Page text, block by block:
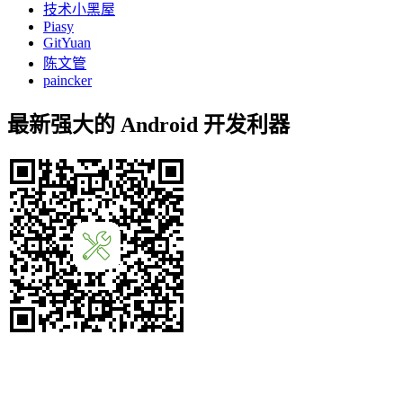
技术小黑屋
Piasy
GitYuan
陈文管
paincker
最新强大的 Android 开发利器